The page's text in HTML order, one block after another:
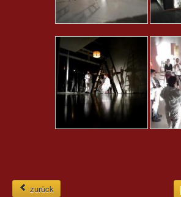
zurück